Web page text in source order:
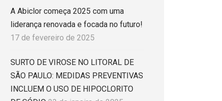
A Abiclor começa 2025 com uma
liderança renovada e focada no futuro!
17 de fevereiro de 2025
SURTO DE VIROSE NO LITORAL DE
SÃO PAULO: MEDIDAS PREVENTIVAS
INCLUEM O USO DE HIPOCLORITO